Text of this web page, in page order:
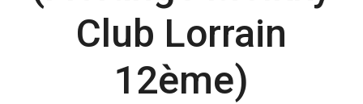
Club Lorrain
12ème)